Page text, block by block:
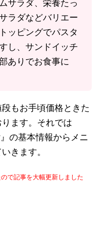
サラダ、栄養たっ
ラダなどバリエー
ッピングでパスタ
し、サンドイッチ
ありでお食事に
もお手頃価格ときた
ます。それでは
の基本情報からメニ
きます。
で記事を大幅更新しました